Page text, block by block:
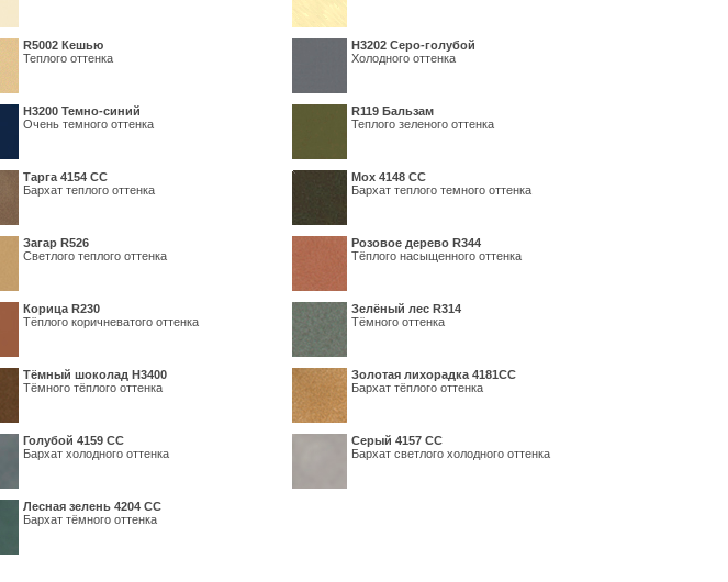
R5002 Кешью
Теплого оттенка
Н3202 Серо-голубой
Холодного оттенка
Н3200 Темно-синий
Очень темного оттенка
R119 Бальзам
Теплого зеленого оттенка
Тарга 4154 СС
Бархат теплого оттенка
Мох 4148 СС
Бархат теплого темного оттенка
Загар R526
Светлого теплого оттенка
Розовое дерево R344
Тёплого насыщенного оттенка
Корица R230
Тёплого коричневатого оттенка
Зелёный лес R314
Тёмного оттенка
Тёмный шоколад H3400
Тёмного тёплого оттенка
Золотая лихорадка 4181СС
Бархат тёплого оттенка
Голубой 4159 СС
Бархат холодного оттенка
Серый 4157 СС
Бархат светлого холодного оттенка
Лесная зелень 4204 СС
Бархат тёмного оттенка